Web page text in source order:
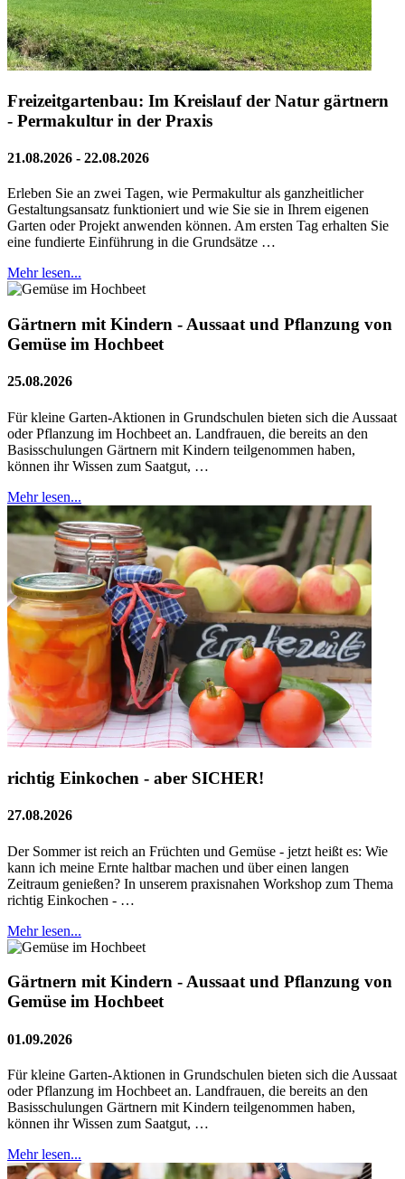
Freizeitgartenbau: Im Kreislauf der Natur gärtnern
- Permakultur in der Praxis
21.08.2026 - 22.08.2026
Erleben Sie an zwei Tagen, wie Permakultur als ganzheitlicher
Gestaltungsansatz funktioniert und wie Sie sie in Ihrem eigenen
Garten oder Projekt anwenden können. Am ersten Tag erhalten Sie
eine fundierte Einführung in die Grundsätze …
Mehr lesen...
Gärtnern mit Kindern - Aussaat und Pflanzung von
Gemüse im Hochbeet
25.08.2026
Für kleine Garten-Aktionen in Grundschulen bieten sich die Aussaat
oder Pflanzung im Hochbeet an. Landfrauen, die bereits an den
Basisschulungen Gärtnern mit Kindern teilgenommen haben,
können ihr Wissen zum Saatgut, …
Mehr lesen...
richtig Einkochen - aber SICHER!
27.08.2026
Der Sommer ist reich an Früchten und Gemüse - jetzt heißt es: Wie
kann ich meine Ernte haltbar machen und über einen langen
Zeitraum genießen? In unserem praxisnahen Workshop zum Thema
richtig Einkochen - …
Mehr lesen...
Gärtnern mit Kindern - Aussaat und Pflanzung von
Gemüse im Hochbeet
01.09.2026
Für kleine Garten-Aktionen in Grundschulen bieten sich die Aussaat
oder Pflanzung im Hochbeet an. Landfrauen, die bereits an den
Basisschulungen Gärtnern mit Kindern teilgenommen haben,
können ihr Wissen zum Saatgut, …
Mehr lesen...